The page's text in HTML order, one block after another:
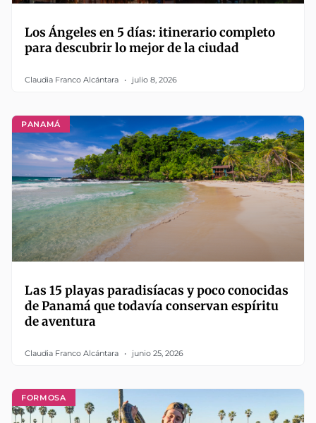
Los Ángeles en 5 días: itinerario completo
para descubrir lo mejor de la ciudad
Claudia Franco Alcántara julio 8, 2026
PANAMÁ
Las 15 playas paradisíacas y poco conocidas
de Panamá que todavía conservan espíritu
de aventura
Claudia Franco Alcántara junio 25, 2026
FORMOSA